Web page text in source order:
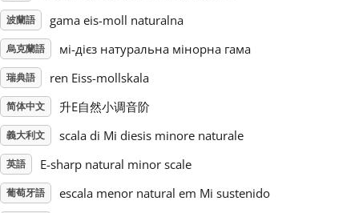
简体中文
繁體中文
波蘭語 gama eis-moll naturalna
烏克蘭語 мі-дієз натуральна мінорна гама
瑞典語 ren Eiss-mollskala
简体中文 升E自然小调音阶
義大利文 scala di Mi diesis minore naturale
英語 E-sharp natural minor scale
葡萄牙語 escala menor natural em Mi sustenido